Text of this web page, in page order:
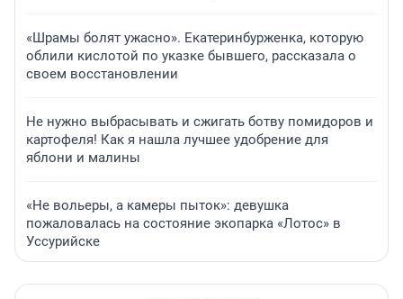
«Шрамы болят ужасно». Екатеринбурженка, которую
облили кислотой по указке бывшего, рассказала о
своем восстановлении
Не нужно выбрасывать и сжигать ботву помидоров и
картофеля! Как я нашла лучшее удобрение для
яблони и малины
«Не вольеры, а камеры пыток»: девушка
пожаловалась на состояние экопарка «Лотос» в
Уссурийске